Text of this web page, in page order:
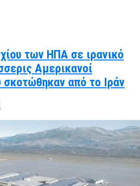
των ΗΠΑ σε ιρανικό
Αμερικανοί
από το Ιράν